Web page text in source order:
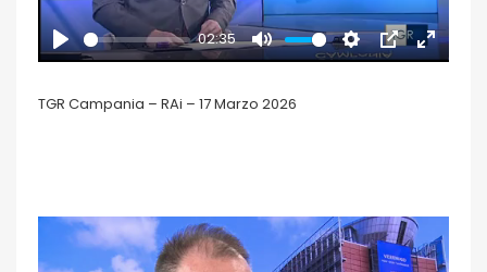
PLAY
02:35
MUTE
SETTINGS
PIP
ENTER
TGR Campania – RAi – 17 Marzo 2026